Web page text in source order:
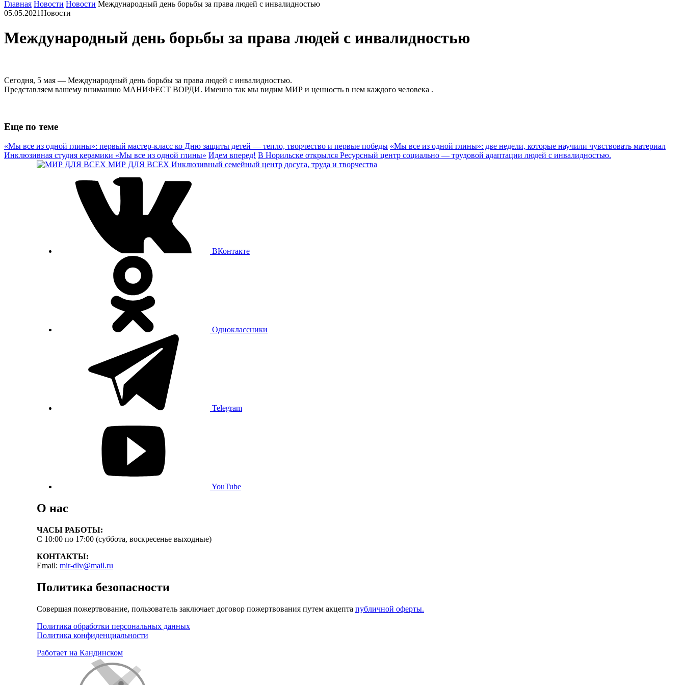
Главная Новости Новости Международный день борьбы за права людей с инвалидностью
05.05.2021Новости
Международный день борьбы за права людей с инвалидностью
Сегодня, 5 мая — Международный день борьбы за права людей с инвалидностью.
Представляем вашему вниманию МАНИФЕСТ ВОРДИ. Именно так мы видим МИР и ценность в нем каждого человека .
Еще по теме
«Мы все из одной глины»: первый мастер‑класс ко Дню защиты детей — тепло, творчество и первые победы «Мы все из одной глины»: две недели, которые научили чувствовать материал
Инклюзивная студия керамики «Мы все из одной глины» Идем вперед! В Норильске открылся Ресурсный центр социально — трудовой адаптации людей с инвалидностью.
МИР ДЛЯ ВСЕХ Инклюзивный семейный центр досуга, труда и творчества
ВКонтакте
Одноклассники
Telegram
YouTube
О нас
ЧАСЫ РАБОТЫ:
С 10:00 по 17:00 (суббота, воскресенье выходные)
КОНТАКТЫ:
Email: mir-dlv@mail.ru
Политика безопасности
Совершая пожертвование, пользователь заключает договор пожертвования путем акцепта публичной оферты.
Политика обработки персональных данных
Политика конфиденциальности
Работает на Кандинском